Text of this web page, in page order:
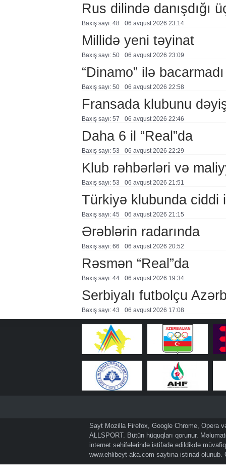
Rus dilində danışdığı
Baxış sayı: 48 06 avqust 2026 23:14
Millidə yeni təyinat
Baxış sayı: 50 06 avqust 2026 23:09
“Dinamo” ilə bacarmadı
Baxış sayı: 50 06 avqust 2026 22:58
Fransada klubunu
Baxış sayı: 57 06 avqust 2026 22:46
Daha 6 il “Real”da
Baxış sayı: 53 06 avqust 2026 22:29
Klub rəhbərləri və
Baxış sayı: 53 06 avqust 2026 21:51
Türkiyə klubunda ciddi
Baxış sayı: 45 06 avqust 2026 21:15
Ərəblərin radarında
Baxış sayı: 66 06 avqust 2026 20:52
Rəsmən “Real”da
Baxış sayı: 44 06 avqust 2026 19:34
Serbiyalı futbolçu
Baxış sayı: 43 06 avqust 2026 17:08
Sayt Mozilla Firefox, Google Chrome, Opera
ALLSPORT. Bütün hüquqları qorunur.
internet səhifələrində istifadə edildikdə
www.ehlibeyt-aka.com saytına istinad olunub.